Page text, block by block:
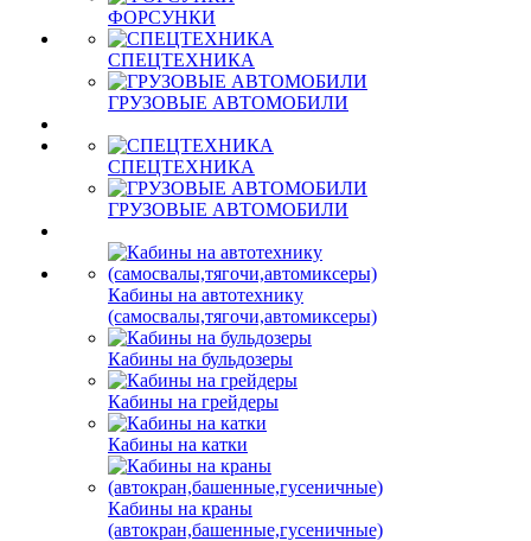
ФОРСУНКИ
СПЕЦТЕХНИКА
ГРУЗОВЫЕ АВТОМОБИЛИ
СПЕЦТЕХНИКА
ГРУЗОВЫЕ АВТОМОБИЛИ
Кабины на автотехнику
(самосвалы,тягочи,автомиксеры)
Кабины на бульдозеры
Кабины на грейдеры
Кабины на катки
Кабины на краны
(автокран,башенные,гусеничные)